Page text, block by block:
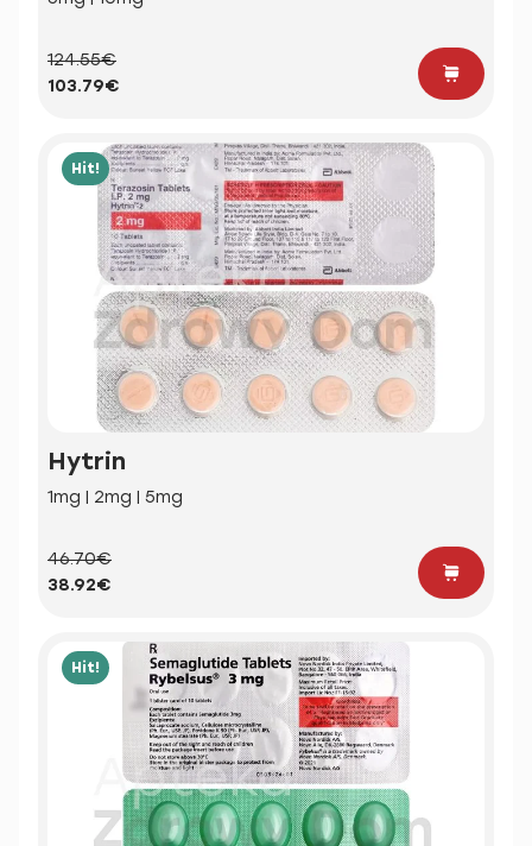
124.55€
103.79€
Hit!
Hytrin
1mg | 2mg | 5mg
46.70€
38.92€
Hit!